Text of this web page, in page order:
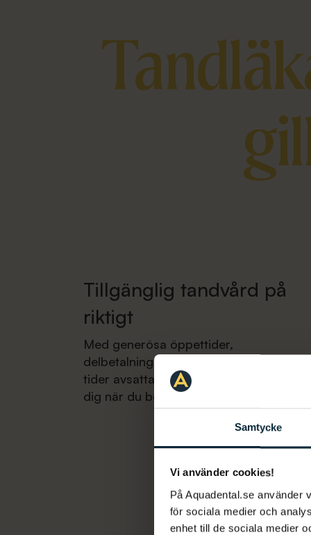
Samtycke
Vi använder cookies!
På Aquadental.se använder
för sociala medier och
enhet till de sociala medier
Tillgänglig tandvård på
riktigt
Med generösa öppettider,
delbetalningsalternativ och lediga
tider avsatta finns vi här för att hjälpa
dig när du behöver det.